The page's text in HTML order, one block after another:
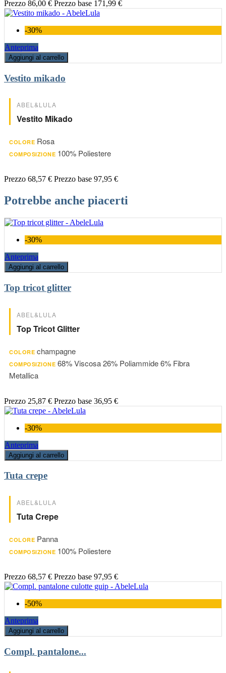
Prezzo 86,00 € Prezzo base 171,99 €
-30%
Anteprima
Aggiungi al carrello
Vestito mikado
ABEL&LULA
Vestito Mikado
COLORE Rosa
COMPOSIZIONE 100% Poliestere
Prezzo 68,57 € Prezzo base 97,95 €
Potrebbe anche piacerti
-30%
Anteprima
Aggiungi al carrello
Top tricot glitter
ABEL&LULA
Top Tricot Glitter
COLORE champagne
COMPOSIZIONE 68% Viscosa 26% Poliammide 6% Fibra
Metallica
Prezzo 25,87 € Prezzo base 36,95 €
-30%
Anteprima
Aggiungi al carrello
Tuta crepe
ABEL&LULA
Tuta Crepe
COLORE Panna
COMPOSIZIONE 100% Poliestere
Prezzo 68,57 € Prezzo base 97,95 €
-50%
Anteprima
Aggiungi al carrello
Compl. pantalone...